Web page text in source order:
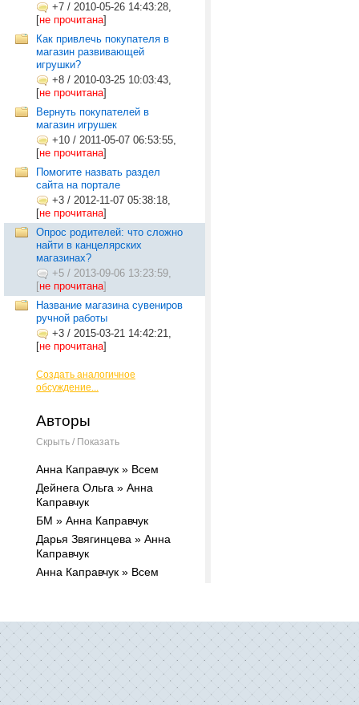
+7 / 2010-05-26 14:43:28,
[не прочитана]
Как привлечь покупателя в
магазин развивающей
игрушки?
+8 / 2010-03-25 10:03:43,
[не прочитана]
Вернуть покупателей в
магазин игрушек
+10 / 2011-05-07 06:53:55,
[не прочитана]
Помогите назвать раздел
сайта на портале
+3 / 2012-11-07 05:38:18,
[не прочитана]
Опрос родителей: что сложно
найти в канцелярских
магазинах?
+5 / 2013-09-06 13:23:59,
[не прочитана]
Название магазина сувениров
ручной работы
+3 / 2015-03-21 14:42:21,
[не прочитана]
Создать аналогичное
обсуждение...
Авторы
Скрыть / Показать
Анна Каправчук » Всем
Дейнега Ольга » Анна
Каправчук
БМ » Анна Каправчук
Дарья Звягинцева » Анна
Каправчук
Анна Каправчук » Всем